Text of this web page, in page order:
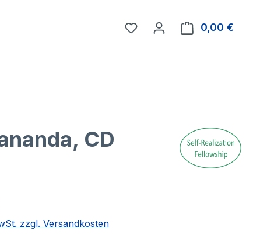
0,00 €
CD
zzgl. Versandkosten